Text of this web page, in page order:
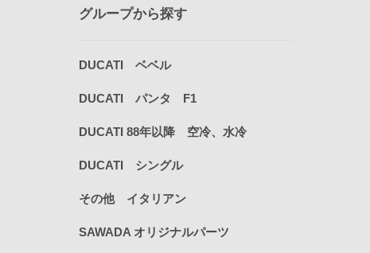
グループから探す
DUCATI ベベル
DUCATI パンタ F1
DUCATI 88年以降 空冷、水冷
DUCATI シングル
その他 イタリアン
SAWADA オリジナルパーツ